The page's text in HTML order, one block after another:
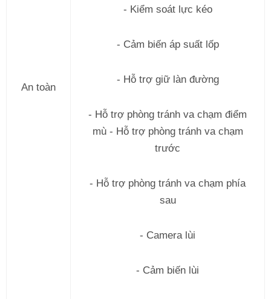
An toàn
- Kiểm soát lực kéo
- Cảm biến áp suất lốp
- Hỗ trợ giữ làn đường
- Hỗ trợ phòng tránh va chạm điểm
mù - Hỗ trợ phòng tránh va chạm
trước
- Hỗ trợ phòng tránh va chạm phía
sau
- Camera lùi
- Cảm biến lùi